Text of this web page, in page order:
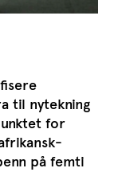
til nytekning
for
på femti